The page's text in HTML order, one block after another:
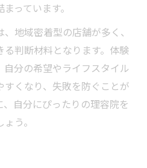
っています。
地域密着型の店舗が多く、
る判断材料となります。体験
分の希望やライフスタイル
くなり、失敗を防ぐことが
自分にぴったりの理容院を
う。